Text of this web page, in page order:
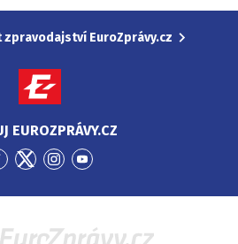
zpravodajství EuroZprávy.cz
EUROZPRÁVY.CZ
Přejít
Twitter
Přejít
Instagram
Přejít
YouTube
EuroZprávy.cz